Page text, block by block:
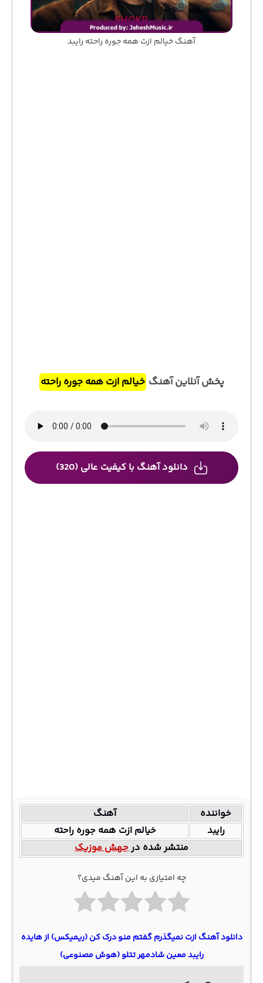
آهنگ خیالم ازت همه جوره راحته رایبد
پخش آنلاین آهنگ خیالم ازت همه جوره راحته
دانلود آهنگ با کیفیت عالی (320)
خواننده
آهنگ
رایبد
خیالم ازت همه جوره راحته
منتشر شده درجهش موزیک
چه امتیازی به این آهنگ میدی؟
دانلود آهنگ ازت نمیگذرم گفتم منو درک کن (ریمیکس) از هایده
رایبد معین شادمهر تتلو (هوش مصنوعی)